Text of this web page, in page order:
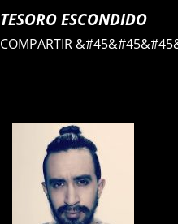
TESORO ESCONDIDO
COMPARTIR